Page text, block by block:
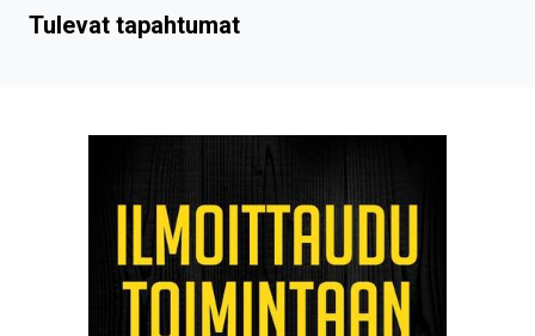
Tulevat tapahtumat